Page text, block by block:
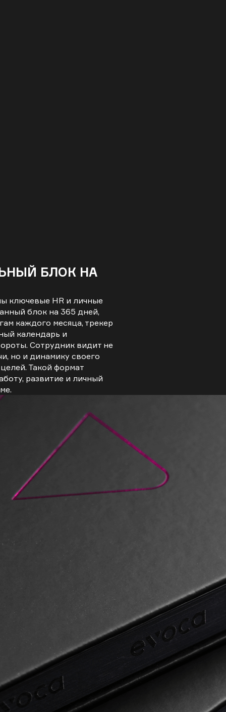
БЛОК НА
ключевые HR и личные
блок на 365 дней,
каждого месяца, трекер
календарь и
Сотрудник видит не
но и динамику своего
Такой формат
развитие и личный